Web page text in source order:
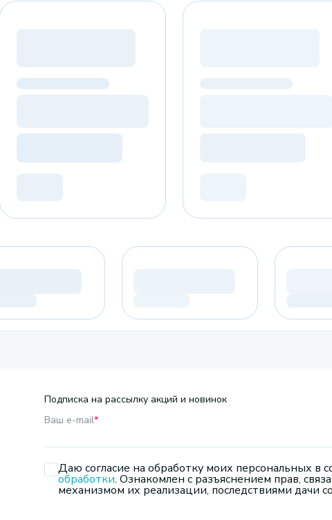
Подписка на рассылку акций и новинок
Ваш e-mail*
Даю согласие на обработку моих персональных в
обработки. Ознакомлен с разъяснением прав,
механизмом их реализации, последствиями дачи